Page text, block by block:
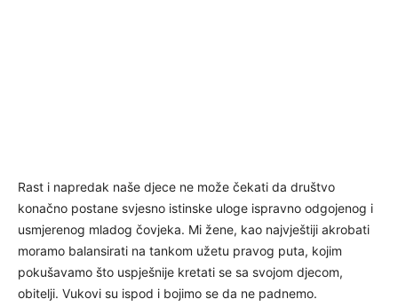
Rast i napredak naše djece ne može čekati da društvo
konačno postane svjesno istinske uloge ispravno odgojenog i
usmjerenog mladog čovjeka. Mi žene, kao najvještiji akrobati
moramo balansirati na tankom užetu pravog puta, kojim
pokušavamo što uspješnije kretati se sa svojom djecom,
obitelji. Vukovi su ispod i bojimo se da ne padnemo.